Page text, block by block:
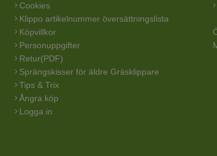
Cookies
Klippo artikelnummer översättningslista
Köpvillkor
Personuppgifter
Retur(PDF)
Sprängskisser för äldre Gräsklippare
Tips & Trix
Ångra köp
Logga in